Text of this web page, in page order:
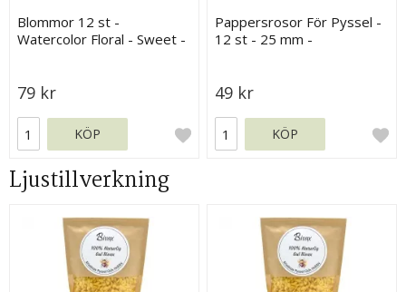
Blommor 12 st -
Watercolor Floral - Sweet -
79 kr
KÖP
Pappersrosor För Pyssel -
12 st - 25 mm -
49 kr
KÖP
Ljustillverkning